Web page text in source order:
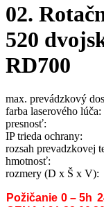
02.
520
RD700
max. prevádzkový
farba laserového
IP trieda
rozsah
rozmery (D x Š x
Požičanie 0 – 5h